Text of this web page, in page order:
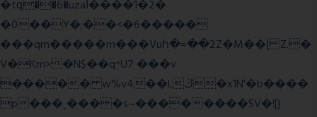
�tԛ��6�uzaІ����1�2�
�0��Y�;��<�6�����
���qm�����m���Vuհ�=��2Z�M��ɭ Z.�
V�Km> �N$��q^U7 ���v
����� w%v4��Lڭ�x1N'�b����
p���˿����s~��������SV�![|